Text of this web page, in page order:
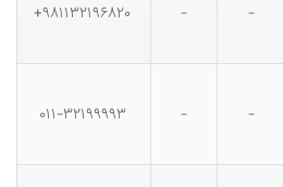
-
- ۹۸۱۱۳۲۱۹۶۸۲۰+
-
- ۰۱۱-۳۲۱۹۹۹۹۳